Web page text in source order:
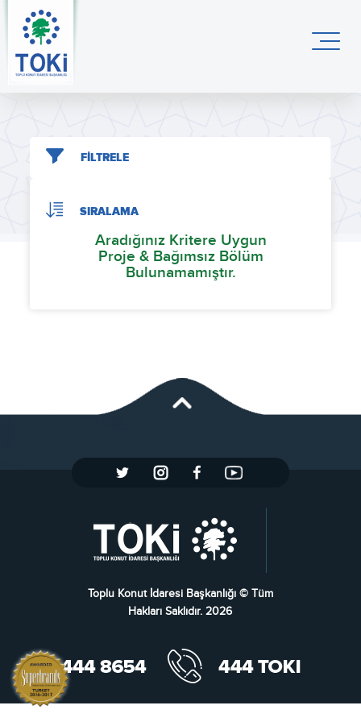
FİLTRELE
SIRALAMA
Aradığınız Kritere Uygun
Proje & Bağımsız Bölüm
Bulunamamıştır.
Toplu Konut İdaresi Başkanlığı © Tüm
Hakları Saklıdır. 2026